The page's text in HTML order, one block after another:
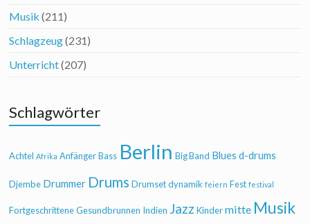
Musik (211)
Schlagzeug(231)
Unterricht(207)
Schlagwörter
Achtel Afrika Anfänger Bass Berlin Big Band Blues d-drums
Djembe Drummer Drums Drumset dynamik feiern Fest festival
Fortgeschrittene Gesundbrunnen Indien Jazz Kinder mitte Musik